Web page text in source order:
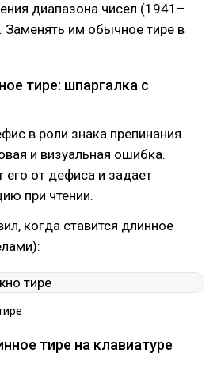
диапазона чисел (1941–
Заменять им обычное тире в
тире: шпаргалка с
в роли знака препинания
и визуальная ошибка.
его от дефиса и задает
при чтении.
когда ставится длинное
тире на клавиатуре